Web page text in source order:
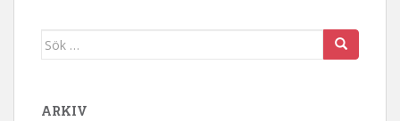
Sök efter:
ARKIV